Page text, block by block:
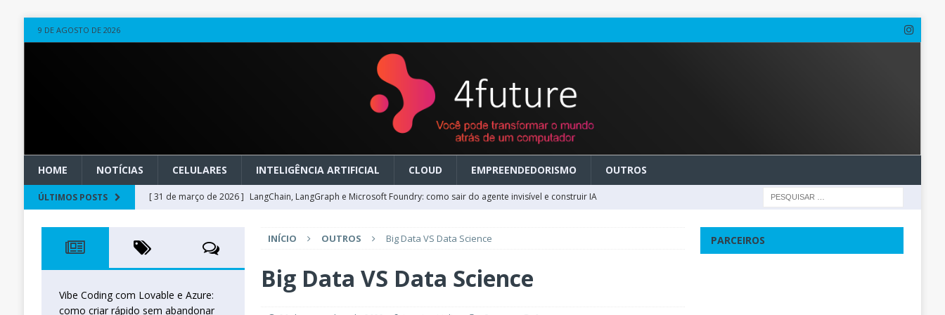
9 DE AGOSTO DE 2026
HOME NOTÍCIAS CELULARES INTELIGÊNCIA ARTIFICIAL CLOUD EMPREENDEDORISMO OUTROS
ÚLTIMOS POSTS [ 31 de março de 2026 ] LangChain, LangGraph e Microsoft Foundry: como sair do agente invisível e construir IA
[ 20 de março de 2026 ]
Microsoft Foundry em GA: como migrar do clássico sem transformar IA em dívida
técnica
INTELIGÊNCIA ARTIFICIAL
[ 27 de fevereiro de 2026 ]
Voice Agents no Microsoft Foundry: como desenhar experiências de voz em tempo
INÍCIO OUTROS Big Data VS Data Science
Big Data VS Data Science
Vibe Coding com Lovable e Azure:
como criar rápido sem abandonar
PARCEIROS